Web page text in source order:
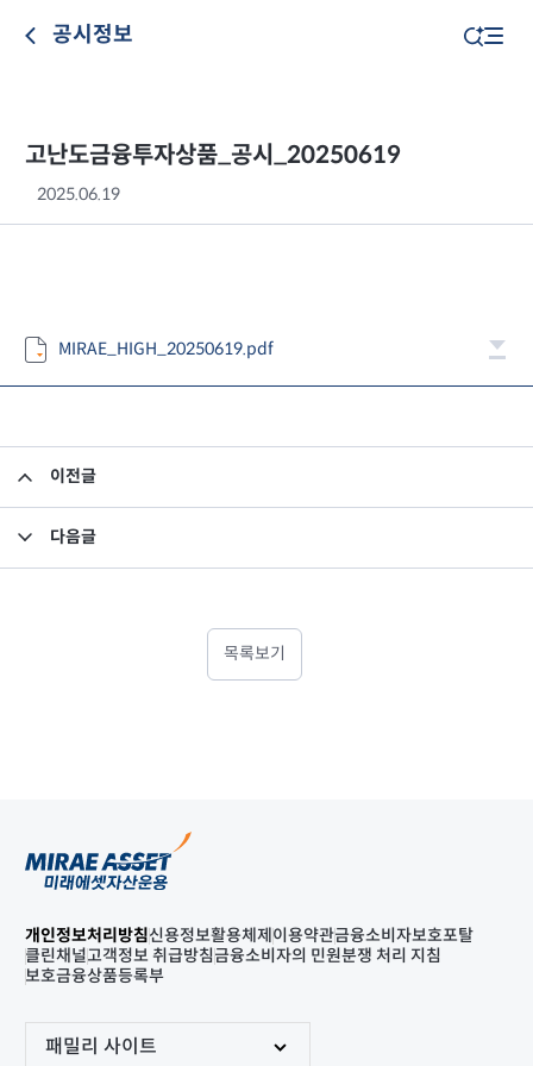
공시정보
고난도금융투자상품_공시_20250619
2025.06.19
MIRAE_HIGH_20250619.pdf
이전글
다음글
목록보기
개인정보처리방침신용정보활용체제 이용약관금융소비자보호포탈
클린채널고객정보 취급방침금융소비자의 민원분쟁 처리 지침
보호금융상품등록부
패밀리 사이트